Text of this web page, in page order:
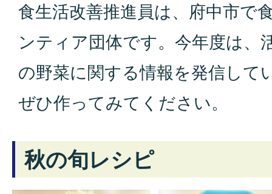
食生活改善推進員は、府中市で
ンティア団体です。今年度は、
の野菜に関する情報を発信して
ぜひ作ってみてください。
秋の旬レシピ